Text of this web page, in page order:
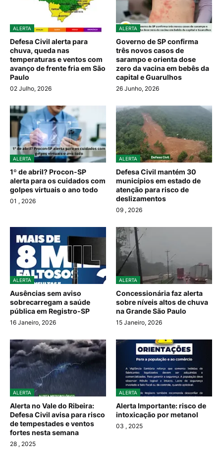
ALERTA
Defesa Civil alerta para
chuva, queda nas
temperaturas e ventos com
avanço de frente fria em São
Paulo
02 Julho, 2026
ALERTA
Governo de SP confirma
três novos casos de
sarampo e orienta dose
zero da vacina em bebês da
capital e Guarulhos
26 Junho, 2026
ALERTA
1º de abril? Procon-SP
alerta para os cuidados com
golpes virtuais o ano todo
01 , 2026
ALERTA
Defesa Civil mantém 30
municípios em estado de
atenção para risco de
deslizamentos
09 , 2026
ALERTA
Ausências sem aviso
sobrecarregam a saúde
pública em Registro-SP
16 Janeiro, 2026
ALERTA
Concessionária faz alerta
sobre níveis altos de chuva
na Grande São Paulo
15 Janeiro, 2026
ALERTA
Alerta no Vale do Ribeira:
Defesa Civil avisa para risco
de tempestades e ventos
fortes nesta semana
28 , 2025
ALERTA
Alerta Importante: risco de
intoxicação por metanol
03 , 2025